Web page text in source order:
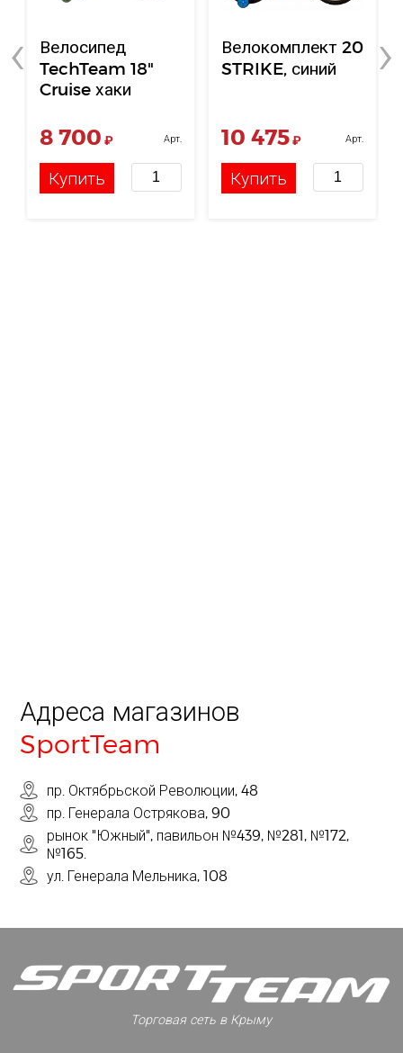
Велосипед
TechTeam 18"
Cruise хаки
8 700 ₽
Арт.
Купить
Велокомплект 20
STRIKE, синий
10 475₽
Арт.
Купить
‹ ›
Адреса магазинов
SportTeam
пр. Октябрьской Революции, 48
пр. Генерала Острякова, 90
рынок "Южный", павильон №439, №281, №172,
№165.
ул. Генерала Мельника, 108
Торговая сеть в Крыму